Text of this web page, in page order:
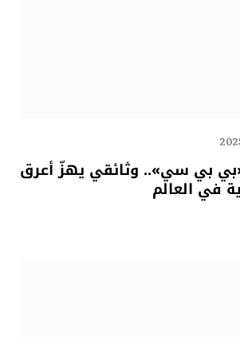
بي سي».. وثائقي يهزّ أعرق
في العالم